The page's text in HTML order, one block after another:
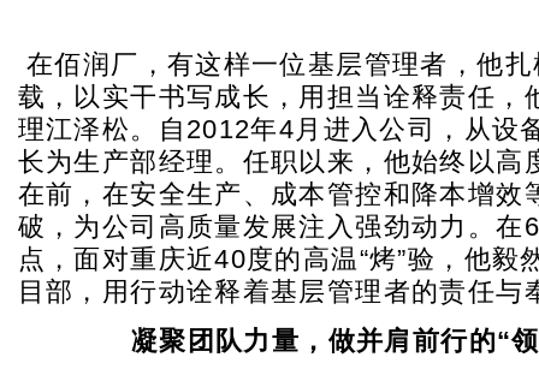
在佰润厂，有这样一位基层管理者，他
载，以实干书写成长，用担当诠释责任，
理江泽松。自2012年4月进入公司，从设
长为生产部经理。任职以来，他始终以高
在前，在安全生产、成本管控和降本增效
破，为公司高质量发展注入强劲动力。在
点，面对重庆近40度的高温“烤”验，他毅
目部，用行动诠释着基层管理者的责任与
凝聚团队力量，做并肩前行的“